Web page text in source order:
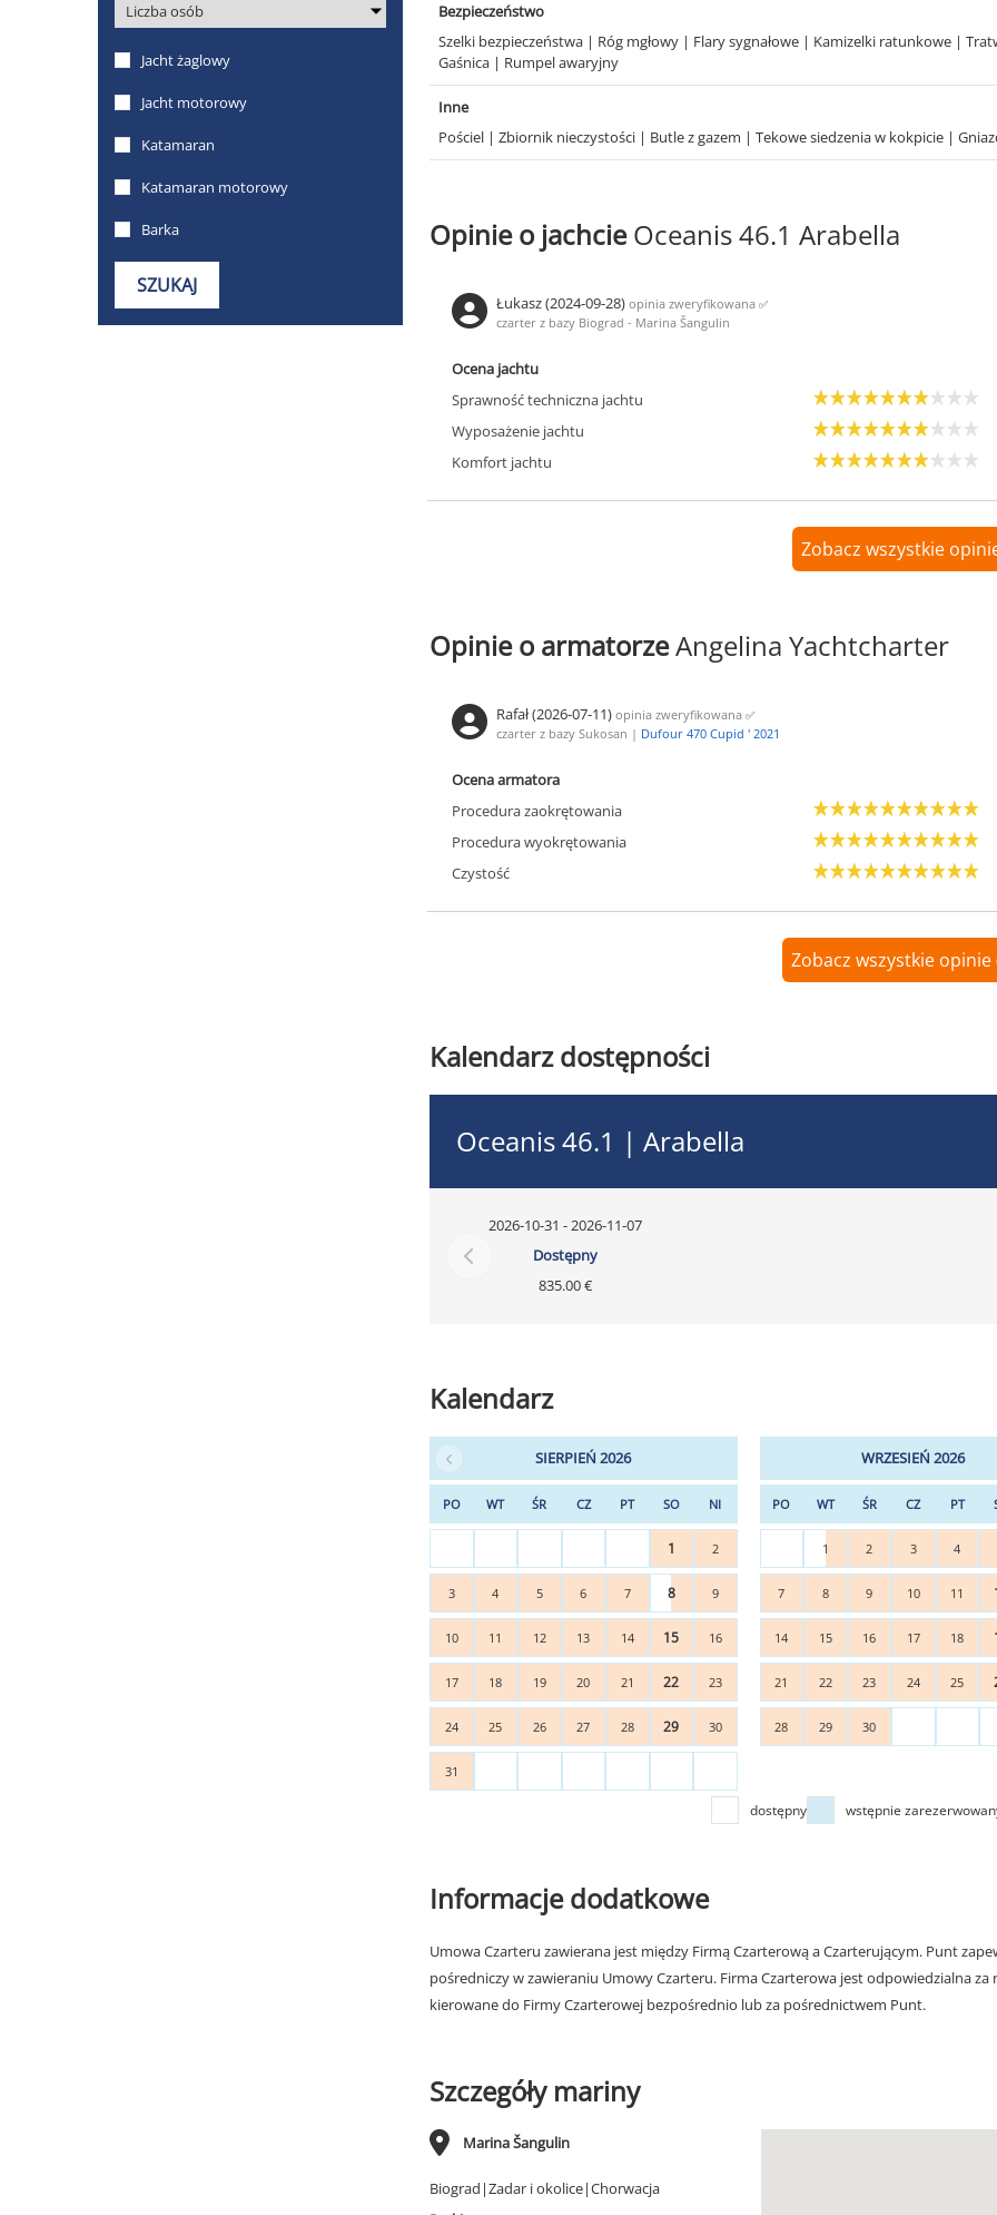
Bezpieczeństwo
Szelki bezpieczeństwa | Róg mgłowy | Flary sygnałowe | Kamizelki ratunkowe |
Gaśnica | Rumpel awaryjny
Inne
Pościel | Zbiornik nieczystości | Butle z gazem | Tekowe siedzenia w kokpicie |
Opinie o jachcieOceanis 46.1 Arabella
Łukasz (2024-09-28) opinia zweryfikowana ✅
czarter z bazy Biograd - Marina Šangulin
Ocena jachtu
Sprawność techniczna jachtu
Wyposażenie jachtu
Komfort jachtu
Zobacz wszystkie
Opinie o armatorzeAngelina Yachtcharter
Rafał (2026-07-11) opinia zweryfikowana ✅
czarter z bazy Sukosan | Dufour 470 Cupid ' 2021
Ocena armatora
Procedura zaokrętowania
Procedura wyokrętowania
Czystość
Zobacz wszystkie opinie
Kalendarz dostępności
Oceanis 46.1 | Arabella
2026-10-31 - 2026-11-07
Dostępny
835.00 €
Kalendarz
SIERPIEŃ 2026
PO WT ŚR CZ PT SO NI
1 2
3 4 5 6 7 8 9
10 11 12 13 14 15 16
17 18 19 20 21 22 23
24 25 26 27 28 29 30
31
WRZESIEŃ 2026
PO WT ŚR CZ PT
1 2 3 4
7 8 9 10 11
14 15 16 17 18
21 22 23 24 25
28 29 30
dostępny wstępnie
Informacje dodatkowe
Umowa Czarteru zawierana jest między Firmą Czarterową a Czarterującym. Punt
pośredniczy w zawieraniu Umowy Czarteru. Firma Czarterowa jest odpowiedzialna
kierowane do Firmy Czarterowej bezpośrednio lub za pośrednictwem Punt.
Szczegóły mariny
Marina Šangulin
Biograd|Zadar i okolice|Chorwacja